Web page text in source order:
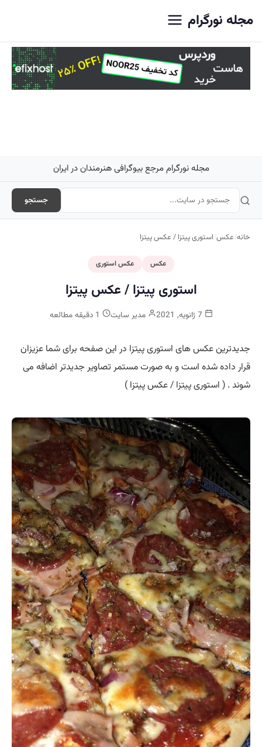
مجله نورگرام
مجله نورگرام مرجع بیوگرافی هنرمندان در ایران
جستجو
خانه/عکس/استوری پیتزا / عکس پیتزا
عکس عکس استوری
استوری پیتزا / عکس پیتزا
مدیر سایت
جدیدترین عکس های استوری پیتزا در این صفحه برای شما عزیزان
قرار داده شده است و به صورت مستمر تصاویر جدیدتر اضافه می
شوند . ( استوری پیتزا / عکس پیتزا )